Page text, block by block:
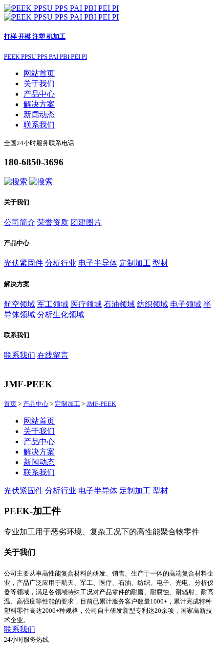
打样 开模 注塑 机加工
PEEK PPSU PPS PAI PBI PEI PI
网站首页
关于我们
产品中心
解决方案
新闻动态
联系我们
全国24小时服务联系电话
180-6850-3696
关于我们
公司简介 荣誉资质 团建图片
产品中心
光伏紧固件 分析行业 电子半导体 定制加工 型材
解决方案
航空领域 军工领域 医疗领域 石油领域 纺织领域 电子领域 半
导体领域 分析生化领域
联系我们
联系我们 在线留言
JMF-PEEK
首页 > 产品中心 > 定制加工 > JMF-PEEK
网站首页
关于我们
产品中心
解决方案
新闻动态
联系我们
光伏紧固件 分析行业 电子半导体 定制加工 型材
PEEK-加工件
专业加工用于恶劣环境、复杂工况下的高性能聚合物零件
关于我们
公司主要从事高性能复合材料的研发、销售、生产于一体的高端复合材料企
业，产品广泛应用于航天、军工、医疗、石油、纺织、电子、光电、分析仪
器等领域，满足各领域特殊工况对产品零件的耐磨、耐腐蚀、耐辐射、耐高
温、高强度等性能的要求，目前已累计服务客户数量1000+，累计完成特种
塑料零件高达2000+种规格，公司自主研发新型专利达20余项，国家高新技
术企业。
联系我们
24小时服务热线